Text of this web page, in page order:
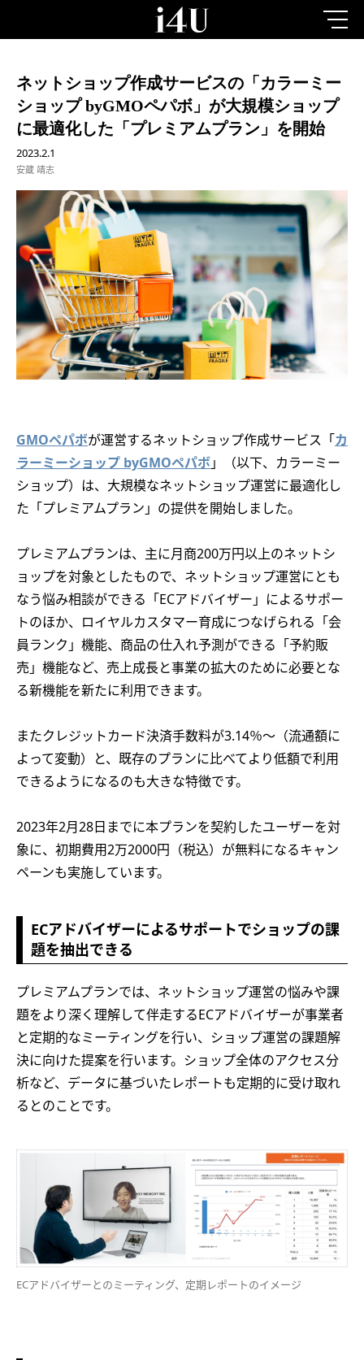
ネットショップ作成サービスの「カラーミー
ショップ byGMOペパボ」が大規模ショップ
に最適化した「プレミアムプラン」を開始
2023.2.1
安蔵 靖志
GMOペパボが運営するネットショップ作成サービス「カ
ラーミーショップ byGMOペパボ」（以下、カラーミー
ショップ）は、大規模なネットショップ運営に最適化し
た「プレミアムプラン」の提供を開始しました。
プレミアムプランは、主に月商200万円以上のネットシ
ョップを対象としたもので、ネットショップ運営にとも
なう悩み相談ができる「ECアドバイザー」によるサポー
トのほか、ロイヤルカスタマー育成につなげられる「会
員ランク」機能、商品の仕入れ予測ができる「予約販
売」機能など、売上成長と事業の拡大のために必要とな
る新機能を新たに利用できます。
またクレジットカード決済手数料が3.14％～（流通額に
よって変動）と、既存のプランに比べてより低額で利用
できるようになるのも大きな特徴です。
2023年2月28日までに本プランを契約したユーザーを対
象に、初期費用2万2000円（税込）が無料になるキャン
ペーンも実施しています。
ECアドバイザーによるサポートでショップの課
題を抽出できる
プレミアムプランでは、ネットショップ運営の悩みや課
題をより深く理解して伴走するECアドバイザーが事業者
と定期的なミーティングを行い、ショップ運営の課題解
決に向けた提案を行います。ショップ全体のアクセス分
析など、データに基づいたレポートも定期的に受け取れ
るとのことです。
ECアドバイザーとのミーティング、定期レポートのイメージ